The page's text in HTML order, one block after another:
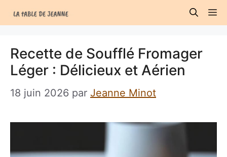
au
Recette de Soufflé Fromager
Léger : Délicieux et Aérien
18 juin 2026 par Jeanne Minot